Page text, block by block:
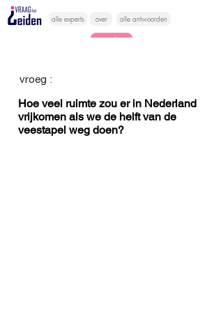
alle experts over alle antwoorden
vragen lessen
vroeg :
Hoe veel ruimte zou er in Nederland
vrijkomen als we de helft van de
veestapel weg doen?